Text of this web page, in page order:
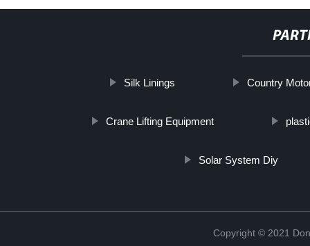
Silk Linings Country
Crane Lifting Equipment
Solar System Diy
Copyright © 2021